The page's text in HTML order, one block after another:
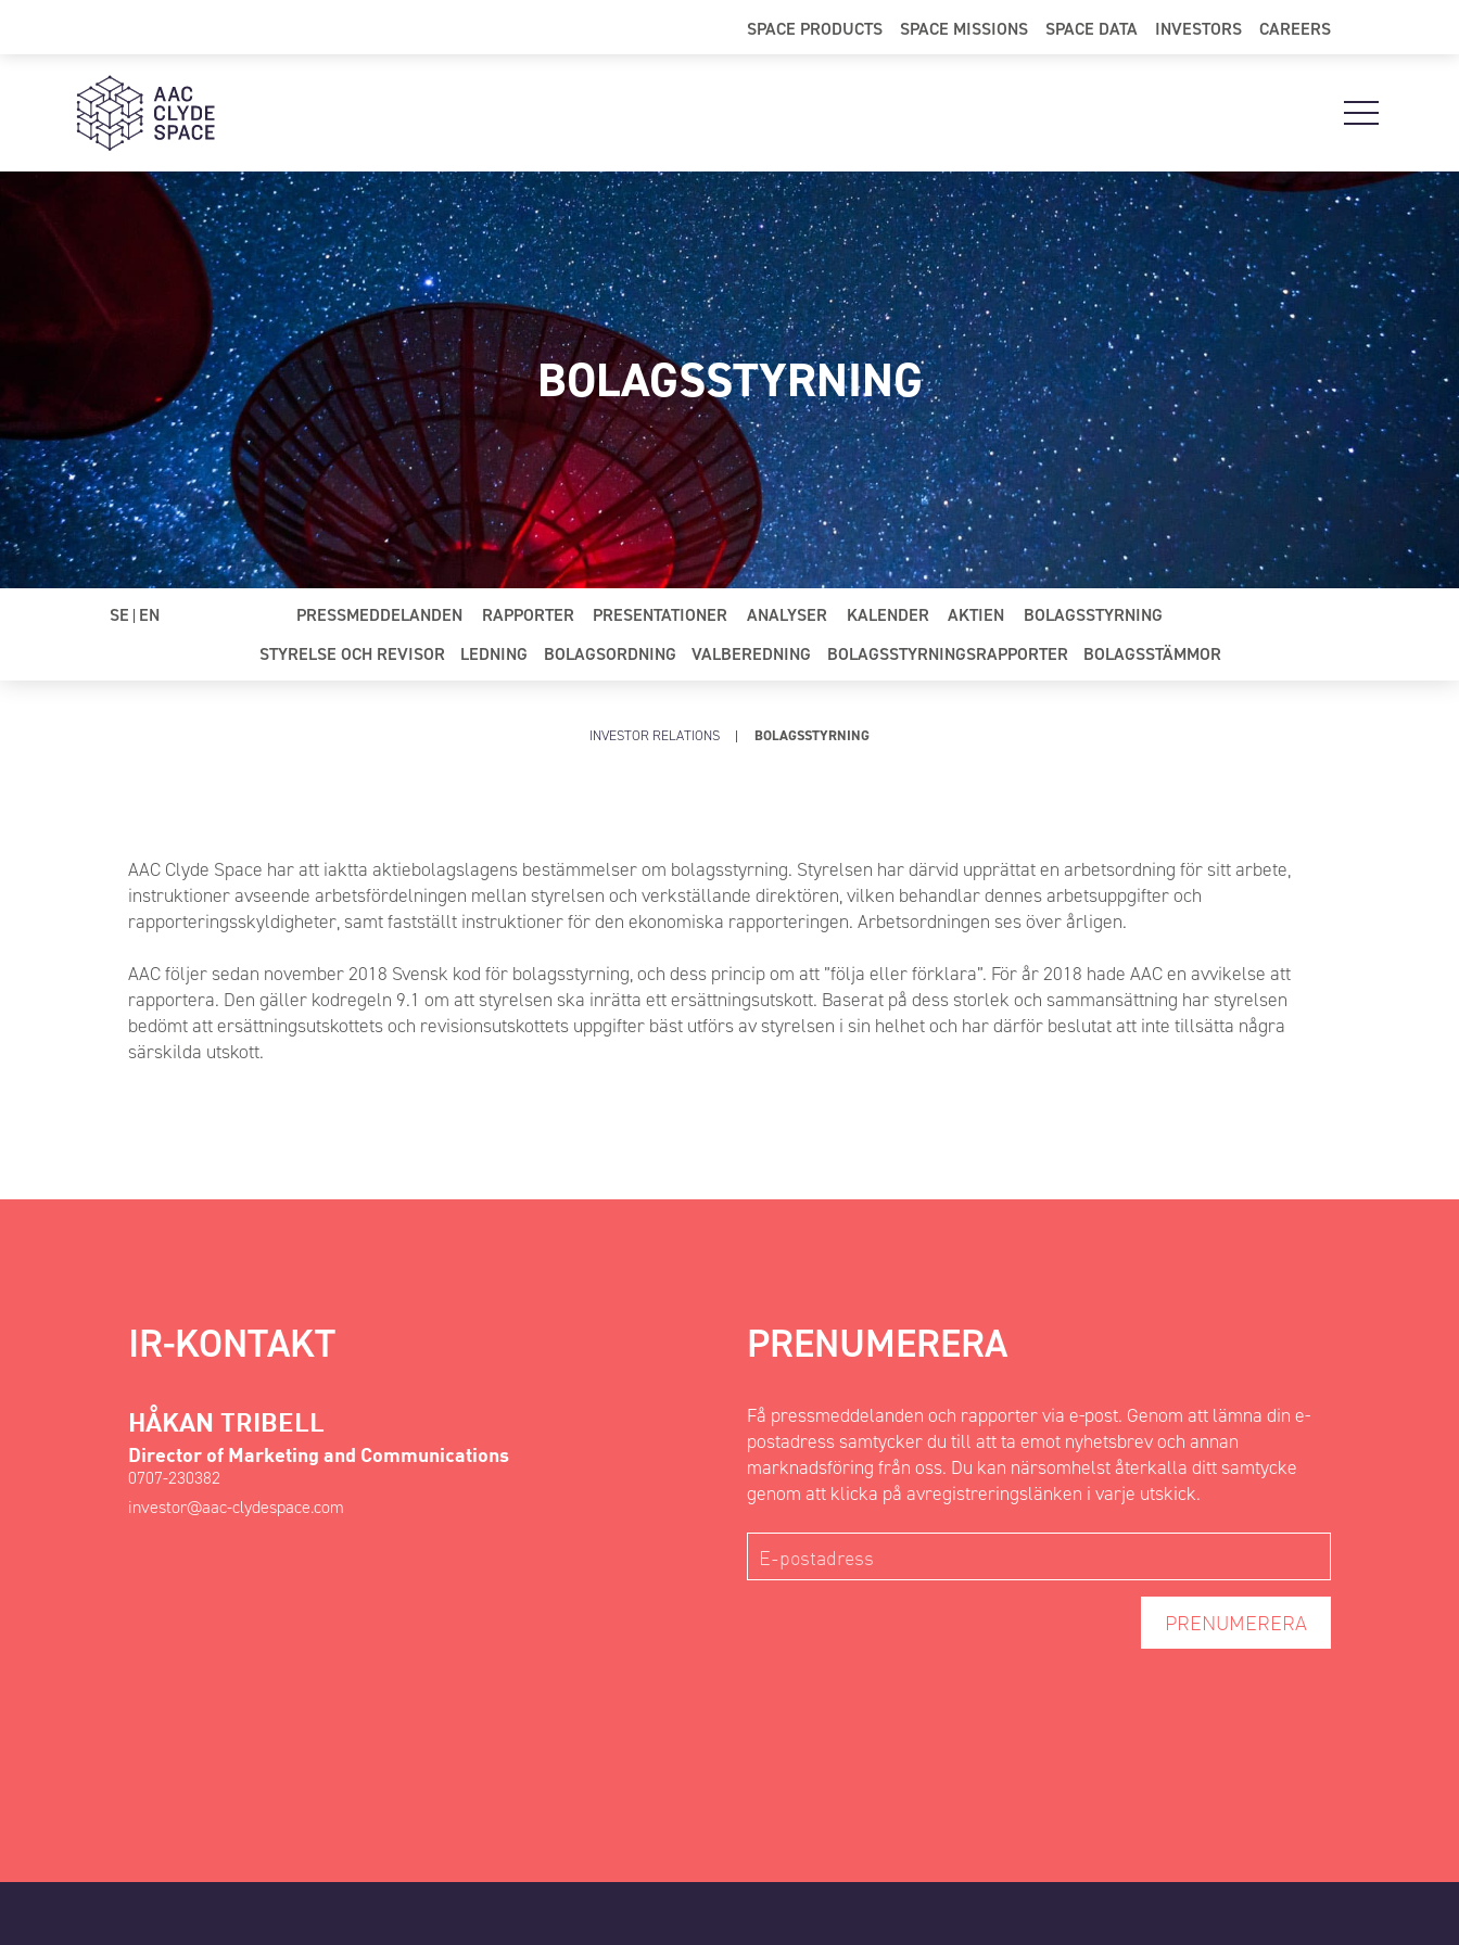
SPACE PRODUCTS SPACE MISSIONS SPACE DATA INVESTORS CAREERS
AAC Clyde Space
Open
BOLAGSSTYRNING
SE | EN PRESSMEDDELANDEN RAPPORTER PRESENTATIONER ANALYSER KALENDER AKTIEN
BOLAGSSTYRNING
STYRELSE OCH REVISOR
LEDNING BOLAGSORDNING VALBEREDNING BOLAGSSTYRNINGSRAPPORTER BOLAGSSTÄMMOR
INVESTOR RELATIONS BOLAGSSTYRNING
AAC Clyde Space har att iaktta aktiebolagslagens bestämmelser om bolagsstyrning. Styrelsen har därvid upprättat en arbetsordning för sitt arbete,
instruktioner avseende arbetsfördelningen mellan styrelsen och verkställande direktören, vilken behandlar dennes arbetsuppgifter och
rapporteringsskyldigheter, samt fastställt instruktioner för den ekonomiska rapporteringen. Arbetsordningen ses över årligen.
AAC följer sedan november 2018 Svensk kod för bolagsstyrning, och dess princip om att ”följa eller förklara”. För år 2018 hade AAC en avvikelse att
rapportera. Den gäller kodregeln 9.1 om att styrelsen ska inrätta ett ersättningsutskott. Baserat på dess storlek och sammansättning har styrelsen
bedömt att ersättningsutskottets och revisionsutskottets uppgifter bäst utförs av styrelsen i sin helhet och har därför beslutat att inte tillsätta några
särskilda utskott.
IR-KONTAKT
HÅKAN TRIBELL
Director of Marketing and Communications
0707-230382
investor@aac-clydespace.com
PRENUMERERA
Få pressmeddelanden och rapporter via e-post. Genom att lämna din e-
postadress samtycker du till att ta emot nyhetsbrev och annan
marknadsföring från oss. Du kan närsomhelst återkalla ditt samtycke
genom att klicka på avregistreringslänken i varje utskick.